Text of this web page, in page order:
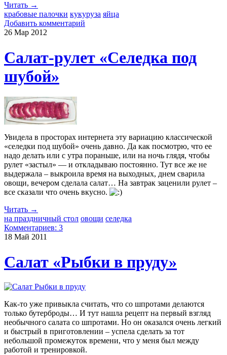
Читать →
крабовые палочки кукуруза яйца
Добавить комментарий
26 Мар 2012
Салат-рулет «Селедка под
шубой»
Увидела в просторах интернета эту вариацию классической
«селедки под шубой» очень давно. Да как посмотрю, что ее
надо делать или с утра пораньше, или на ночь глядя, чтобы
рулет «застыл» — и откладываю постоянно. Тут все же не
выдержала – выкроила время на выходных, днем сварила
овощи, вечером сделала салат… На завтрак заценили рулет –
все сказали что очень вкусно.
Читать →
на праздничный стол овощи селедка
Комментариев: 3
18 Май 2011
Салат «Рыбки в пруду»
Как-то уже привыкла считать, что со шпротами делаются
только бутерброды… И тут нашла рецепт на первый взгляд
необычного салата со шпротами. Но он оказался очень легкий
и быстрый в приготовлении – успела сделать за тот
небольшой промежуток времени, что у меня был между
работой и тренировкой.